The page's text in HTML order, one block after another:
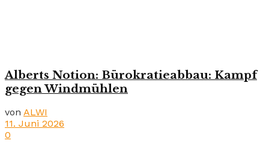
Alberts Notion: Bürokratieabbau: Kampf
gegen Windmühlen
von ALWI
11. Juni 2026
0